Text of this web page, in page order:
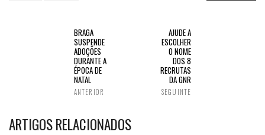
BRAGA
SUSPENDE
ADOÇÕES
DURANTE A
ÉPOCA DE
NATAL
ANTERIOR
AJUDE A
ESCOLHER
O NOME
DOS 8
RECRUTAS
DA GNR
SEGUINTE
ARTIGOS RELACIONADOS